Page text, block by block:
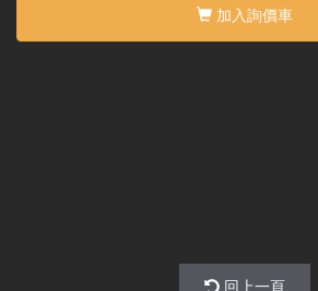
加入詢價車
回上一頁